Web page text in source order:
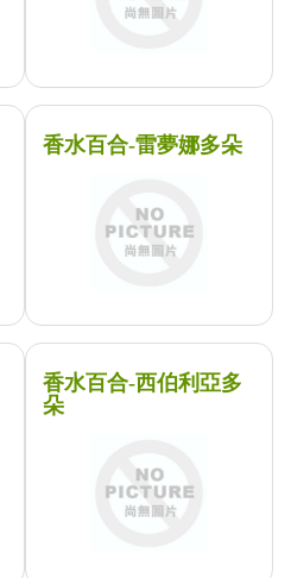
香水百合-雷夢娜多朵
香水百合-西伯利亞多
朵